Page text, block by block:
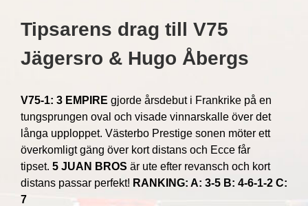
Tipsarens drag till V75
Jägersro & Hugo Åbergs
V75-1: 3 EMPIRE gjorde årsdebut i Frankrike på en
tungsprungen oval och visade vinnarskalle över det
långa upploppet. Västerbo Prestige sonen möter ett
överkomligt gäng över kort distans och Ecce får
tipset. 5 JUAN BROS är ute efter revansch och kort
distans passar perfekt! RANKING: A: 3-5 B: 4-6-1-2 C:
7